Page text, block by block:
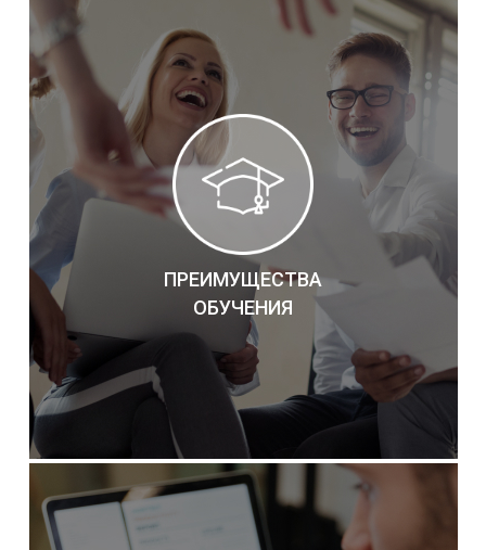
ПРЕИМУЩЕСТВА
ОБУЧЕНИЯ